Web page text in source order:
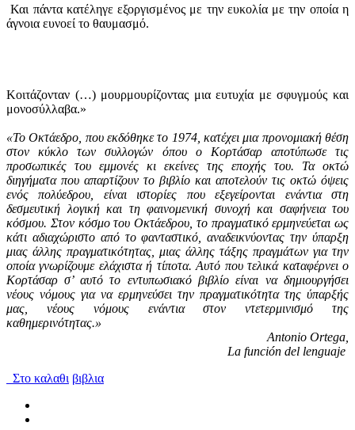
Και πάντα κατέληγε εξοργισμένος με την ευκολία με την οποία η
άγνοια ευνοεί το θαυμασμό.
Κοιτάζονταν (…) μουρμουρίζοντας μια ευτυχία με σφυγμούς και
μονοσύλλαβα.»
«ΤοΟκτάεδρο , που εκδόθηκε το 1974, κατέχει μια προνομιακή θέση
στον κύκλο των συλλογών όπου ο Κορτάσαρ αποτύπωσε τις
προσωπικές του εμμονές κι εκείνες της εποχής του. Τα οκτώ
διηγήματα που απαρτίζουν το βιβλίο και αποτελούν τις οκτώ όψεις
ενός πολύεδρου, είναι ιστορίες που εξεγείρονται ενάντια στη
δεσμευτική λογική και τη φαινομενική συνοχή και σαφήνεια του
κόσμου. Στον κόσμο του Οκτάεδρου, το πραγματικό ερμηνεύεται ως
κάτι αδιαχώριστο από το φανταστικό, αναδεικνύοντας την ύπαρξη
μιας άλλης πραγματικότητας, μιας άλλης τάξης πραγμάτων για την
οποία γνωρίζουμε ελάχιστα ή τίποτα. Αυτό που τελικά καταφέρνει ο
Κορτάσαρ σ’ αυτό το εντυπωσιακό βιβλίο είναι να δημιουργήσει
νέους νόμους για να ερμηνεύσει την πραγματικότητα της ύπαρξής
μας, νέους νόμους ενάντια στον ντετερμινισμό της
καθημερινότητας.»
Antonio Ortega,
La función del lenguaje
Στο καλαθι βιβλια